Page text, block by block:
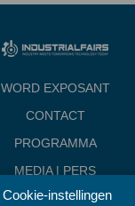
WORD EXPOSANT
CONTACT
PROGRAMMA
MEDIA | PERS
INDUSTRIALFAIRS
Cookie-instellingen